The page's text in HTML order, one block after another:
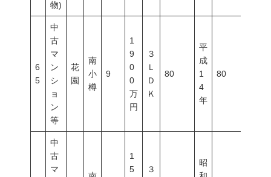
物)
6
5
中
古
マ
ン
シ
ョ
ン
等
花
園
南
小
樽
9
1
9
0
0
万
円
３
Ｌ
Ｄ
Ｋ
80
平
成
1
4
年
80
中
古
マ
1
5
３
昭